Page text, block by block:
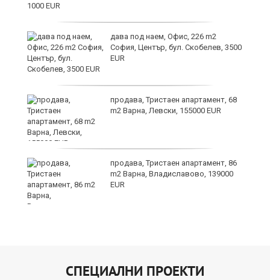
дава под наем, Офис, 226 m2
София, Център, бул. Скобелев, 3500
EUR
продава, Тристаен апартамент, 68
m2 Варна, Левски, 155000 EUR
продава, Тристаен апартамент, 86
m2 Варна, Владиславово, 139000
EUR
СПЕЦИАЛНИ ПРОЕКТИ